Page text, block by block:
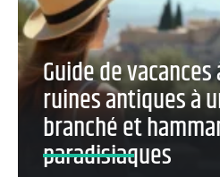
Guide de
ruines antiques à
branché et
paradisiaques